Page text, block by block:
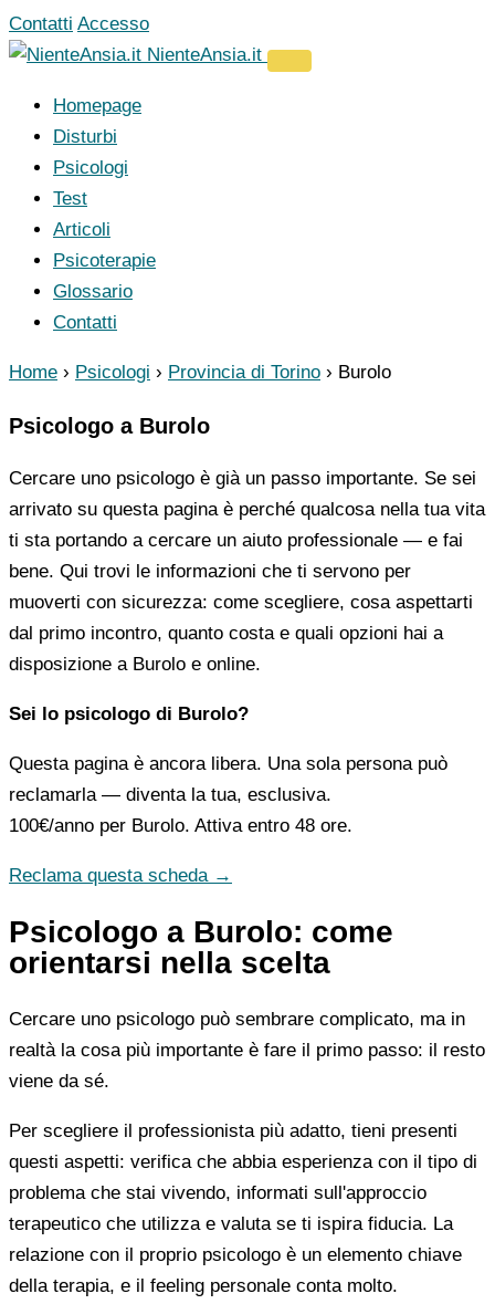
Vai
al
Contatti Accesso
NienteAnsia.it
Homepage
Disturbi
Psicologi
Test
Articoli
Psicoterapie
Glossario
Contatti
Home › Psicologi › Provincia di Torino › Burolo
Psicologo a Burolo
Cercare uno psicologo è già un passo importante. Se sei
arrivato su questa pagina è perché qualcosa nella tua vita
ti sta portando a cercare un aiuto professionale — e fai
bene. Qui trovi le informazioni che ti servono per
muoverti con sicurezza: come scegliere, cosa aspettarti
dal primo incontro, quanto costa e quali opzioni hai a
disposizione a Burolo e online.
Sei lo psicologo di Burolo?
Questa pagina è ancora libera. Una sola persona può
reclamarla — diventa la tua, esclusiva.
100€/anno per Burolo. Attiva entro 48 ore.
Reclama questa scheda →
Psicologo a Burolo: come
orientarsi nella scelta
Cercare uno psicologo può sembrare complicato, ma in
realtà la cosa più importante è fare il primo passo: il resto
viene da sé.
Per scegliere il professionista più adatto, tieni presenti
questi aspetti: verifica che abbia esperienza con il tipo di
problema che stai vivendo, informati sull'approccio
terapeutico che utilizza e valuta se ti ispira fiducia. La
relazione con il proprio psicologo è un elemento chiave
della terapia, e il feeling personale conta molto.